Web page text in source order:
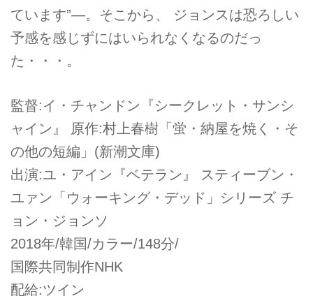
ています”―。そこから、 ジョンスは恐ろしい
予感を感じずにはいられなくなるのだっ
た・・・。
監督:イ・チャンドン『シークレット・サンシ
ャイン』 原作:村上春樹「蛍・納屋を焼く・そ
の他の短編」(新潮文庫)
出演:ユ・アイン『ベテラン』 スティーブン・
ユァン「ウォーキング・デッド」シリーズ チ
ョン・ジョンソ
2018年/韓国/カラー/148分/
国際共同制作NHK
配給:ツイン